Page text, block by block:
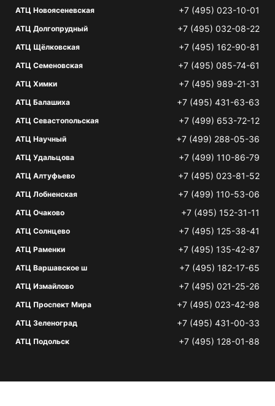
АТЦ Новоясеневская +7 (495) 023-10-01
АТЦ Долгопрудный +7 (495) 032-08-22
АТЦ Щёлковская +7 (495) 162-90-81
АТЦ Семеновская +7 (495) 085-74-61
АТЦ Химки +7 (495) 989-21-31
АТЦ Балашиха +7 (495) 431-63-63
АТЦ Севастопольская +7 (499) 653-72-12
АТЦ Научный +7 (499) 288-05-36
АТЦ Удальцова +7 (499) 110-86-79
АТЦ Алтуфьево +7 (495) 023-81-52
АТЦ Лобненская +7 (499) 110-53-06
АТЦ Очаково +7 (495) 152-31-11
АТЦ Солнцево +7 (495) 125-38-41
АТЦ Раменки +7 (495) 135-42-87
АТЦ Варшавское ш +7 (495) 182-17-65
АТЦ Измайлово +7 (495) 021-25-26
АТЦ Проспект Мира +7 (495) 023-42-98
АТЦ Зеленоград +7 (495) 431-00-33
АТЦ Подольск +7 (495) 128-01-88